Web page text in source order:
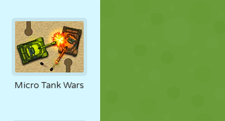
Micro Tank Wars